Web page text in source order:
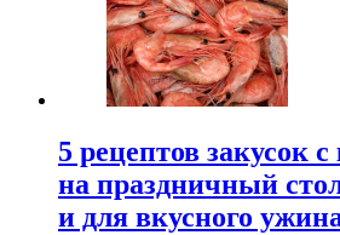
5 рецептов закусок
на праздничный
и для вкусного